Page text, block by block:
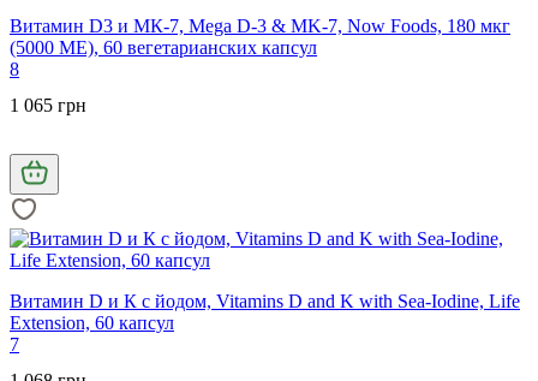
Витамин D3 и МК-7, Mega D-3 & MK-7, Now Foods, 180 мкг
(5000 МЕ), 60 вегетарианских капсул
8
1 065 грн
Витамин D и К с йодом, Vitamins D and K with Sea-Iodine, Life
Extension, 60 капсул
7